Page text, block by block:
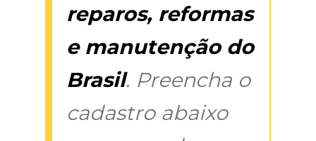
reparos, reformas
e manutenção do
Brasil. Preencha o
cadastro abaixo